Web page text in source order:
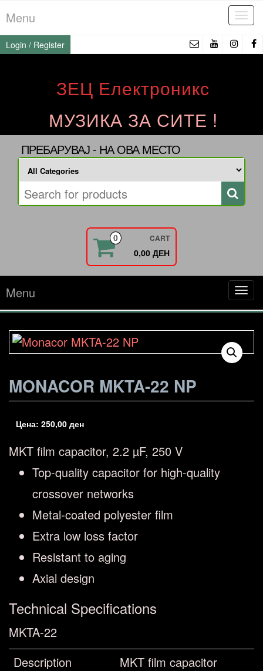
to
the
content
Menu
Login / Register
ЗЕЦ Електроникс
МУЗИКА ЗА СИТЕ !
ПРЕБАРУВАЈ - НА ОВА МЕСТО
0 CART
0,00 ДЕН
Menu
MONACOR MKTA-22 NP
Цена: 250,00 ден
MKT film capacitor, 2.2 µF, 250 V
Top-quality capacitor for high-quality
crossover networks
Metal-coated polyester film
Extra low loss factor
Resistant to aging
Axial design
Technical Specifications
MKTA-22
Description
MKT film capacitor